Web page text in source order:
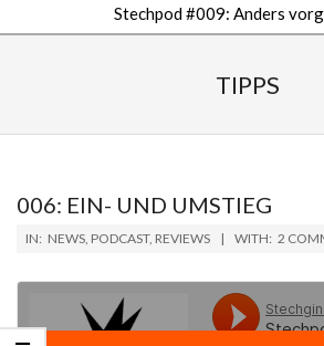
Stechpod #009: Anders
TIPPS
006: EIN- UND UMSTIEG
2019-
08
IN: NEWS, PODCAST, REVIEWS WITH: 2